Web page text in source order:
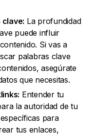
La profundidad
puede influir
Si vas a
palabras clave
asegúrate
que necesitas.
Entender tu
la autoridad de tu
para
tus enlaces,